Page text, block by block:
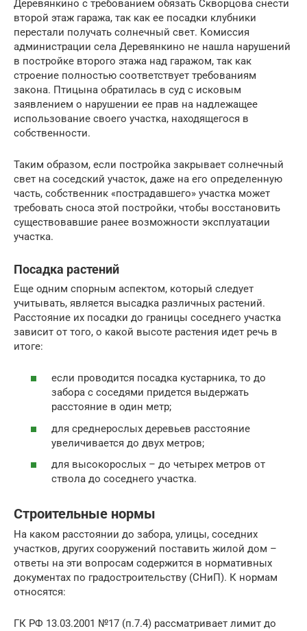
Деревянкино с требованием обязать Скворцова снести
второй этаж гаража, так как ее посадки клубники
перестали получать солнечный свет. Комиссия
администрации села Деревянкино не нашла нарушений
в постройке второго этажа над гаражом, так как
строение полностью соответствует требованиям
закона. Птицына обратилась в суд с исковым
заявлением о нарушении ее прав на надлежащее
использование своего участка, находящегося в
собственности.
Таким образом, если постройка закрывает солнечный
свет на соседский участок, даже на его определенную
часть, собственник «пострадавшего» участка может
требовать сноса этой постройки, чтобы восстановить
существовавшие ранее возможности эксплуатации
участка.
Посадка растений
Еще одним спорным аспектом, который следует
учитывать, является высадка различных растений.
Расстояние их посадки до границы соседнего участка
зависит от того, о какой высоте растения идет речь в
итоге:
если проводится посадка кустарника, то до
забора с соседями придется выдержать
расстояние в один метр;
для среднерослых деревьев расстояние
увеличивается до двух метров;
для высокорослых – до четырех метров от
ствола до соседнего участка.
Строительные нормы
На каком расстоянии до забора, улицы, соседних
участков, других сооружений поставить жилой дом –
ответы на эти вопросам содержится в нормативных
документах по градостроительству (СНиП). К нормам
относятся:
ГК РФ 13.03.2001 №17 (п.7.4) рассматривает лимит до